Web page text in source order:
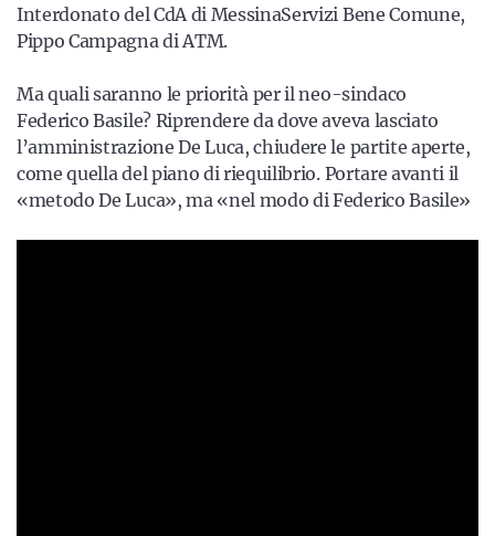
Interdonato del CdA di MessinaServizi Bene Comune,
Pippo Campagna di ATM.
Ma quali saranno le priorità per il neo-sindaco
Federico Basile? Riprendere da dove aveva lasciato
l’amministrazione De Luca, chiudere le partite aperte,
come quella del piano di riequilibrio. Portare avanti il
«metodo De Luca», ma «nel modo di Federico Basile»